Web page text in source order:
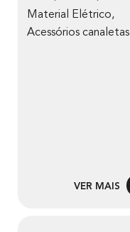
Material Elétrico,
Acessórios canaletas
VER MAIS